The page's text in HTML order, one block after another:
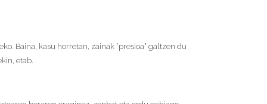
Baina, kasu horretan, zainak “presioa” galtzen du
etab.